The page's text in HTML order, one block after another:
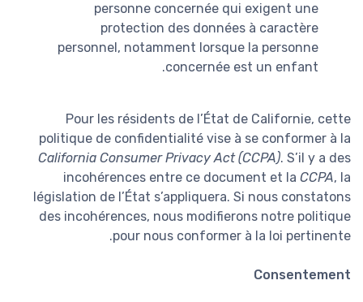
personne concernée qui exigent une
protection des données à caractère
personnel, notamment lorsque la personne
concernée est un enfant.
Pour les résidents de l’État de Californie, cette
politique de confidentialité vise à se conformer à la
California Consumer Privacy Act (CCPA). S’il y a des
incohérences entre ce document et la CCPA, la
législation de l’État s’appliquera. Si nous constatons
des incohérences, nous modifierons notre politique
pour nous conformer à la loi pertinente.
Consentement